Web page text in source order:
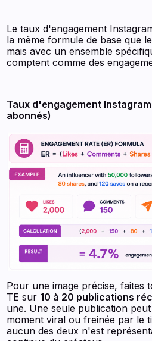
Le taux d'engagement
la même formule de base que
mais avec un ensemble
comptent comme des
Taux d'engagement
abonnés)
Pour une image précise, faites
TE sur 10 à 20 publications
une. Une seule publication
moment viral ou freinée par le
aucun des deux n'est